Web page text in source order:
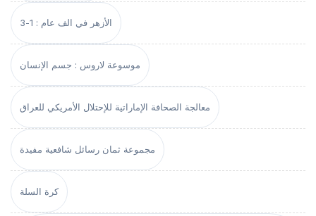
الأزهر في الف عام : 1-3
موسوعة لاروس : جسم الإنسان
معالجة الصحافة الإماراتية للإحتلال الأمريكي للعراق
مجموعة ثمان رسائل شافعية مفيدة
كرة السلة